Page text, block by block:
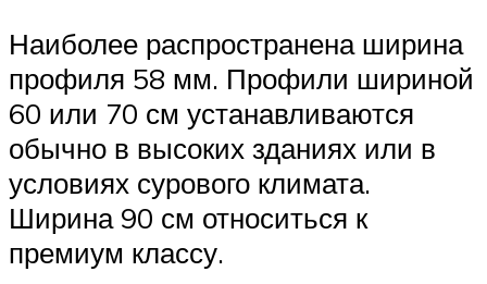
Наиболее распространена ширина
профиля 58 мм. Профили шириной
60 или 70 см устанавливаются
обычно в высоких зданиях или в
условиях сурового климата.
Ширина 90 см относиться к
премиум классу.